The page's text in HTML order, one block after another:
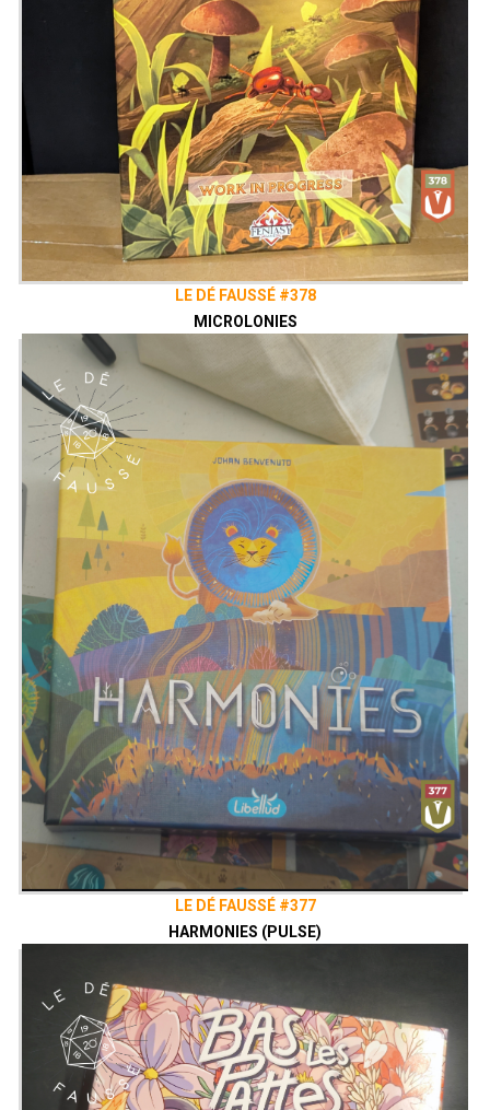
LE DÉ FAUSSÉ #378
MICROLONIES
LE DÉ FAUSSÉ #377
HARMONIES (PULSE)